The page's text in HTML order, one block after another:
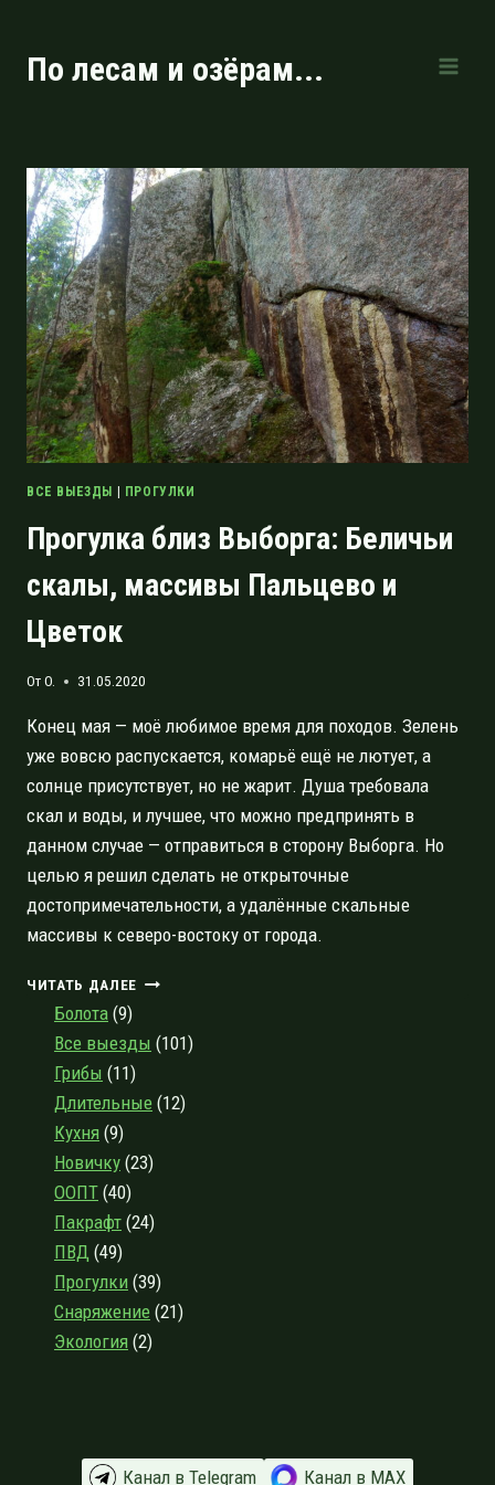
содержимому
По лесам и озёрам...
ВСЕ ВЫЕЗДЫ | ПРОГУЛКИ
Прогулка близ Выборга: Беличьи
скалы, массивы Пальцево и
Цветок
ОтO. 31.05.2020
Конец мая — моё любимое время для походов. Зелень
уже вовсю распускается, комарьё ещё не лютует, а
солнце присутствует, но не жарит. Душа требовала
скал и воды, и лучшее, что можно предпринять в
данном случае — отправиться в сторону Выборга. Но
целью я решил сделать не открыточные
достопримечательности, а удалённые скальные
массивы к северо-востоку от города.
ЧИТАТЬ ДАЛЕЕ ПРОГУЛКА
БЕЛИЧЬИ
МАССИВЫ
ПАЛЬЦЕВО
ЦВЕТОК
Болота (9)
Все выезды (101)
Грибы (11)
Длительные (12)
Кухня (9)
Новичку (23)
ООПТ (40)
Пакрафт (24)
ПВД (49)
Прогулки (39)
Снаряжение (21)
Экология (2)
Канал в Telegram Канал в МАХ